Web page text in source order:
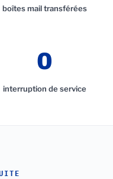
boîtes mail transférées
0
interruption de service